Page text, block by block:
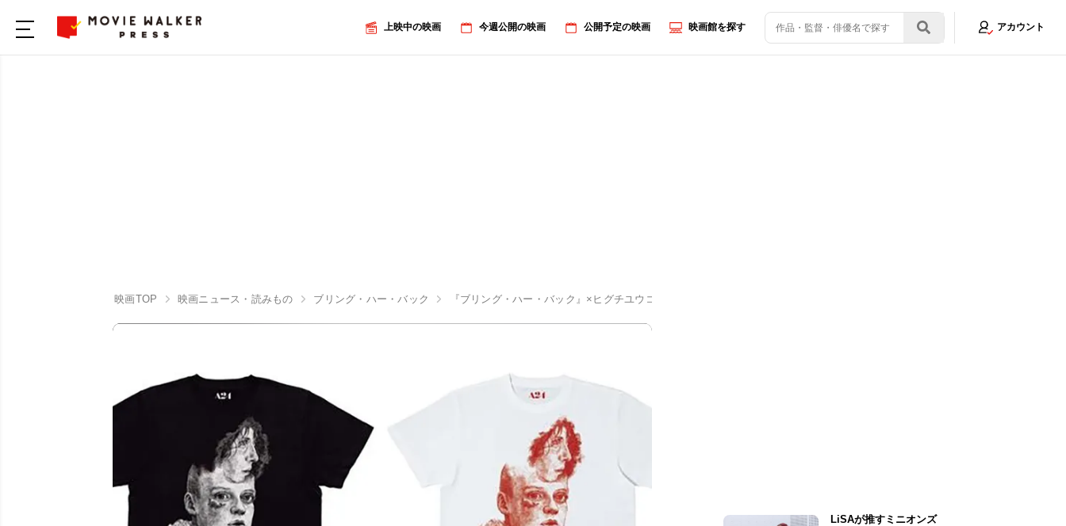
上映中の映画 今週公開の映画 公開予定の映画 映画館を探す アカウント
映画TOP 映画ニュース・読みもの ブリング・ハー・バック 『ブリング・ハー・バック』×ヒグチユウコのA24公認・日本オリジナルTシャツが「A24 STORE」で限定受注販売
LiSAが推すミニオンズ